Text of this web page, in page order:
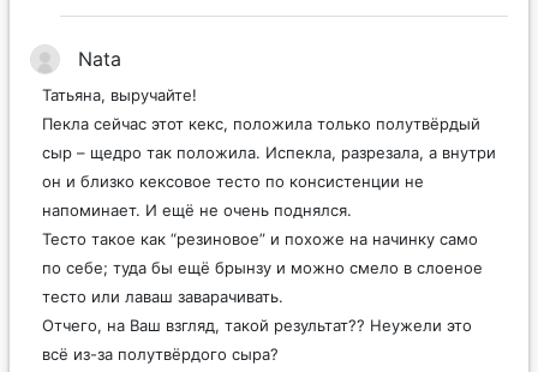
Nata
Татьяна, выручайте!
Пекла сейчас этот кекс, положила только полутвёрдый
сыр – щедро так положила. Испекла, разрезала, а внутри
он и близко кексовое тесто по консистенции не
напоминает. И ещё не очень поднялся.
Тесто такое как “резиновое” и похоже на начинку само
по себе; туда бы ещё брынзу и можно смело в слоеное
тесто или лаваш заварачивать.
Отчего, на Ваш взгляд, такой результат?? Неужели это
всё из-за полутвёрдого сыра?